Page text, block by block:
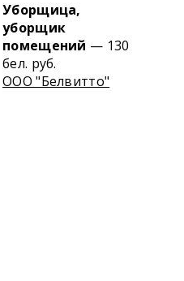
Уборщица,
уборщик
помещений — 130
бел. руб.
ООО "Белвитто"